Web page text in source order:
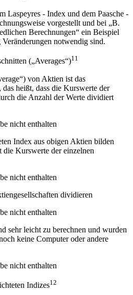
Laspeyres - Index und dem Paasche -
vorgestellt und bei „B.
Berechnungen“ ein Beispiel
notwendig sind.
(„Averages“)11
von Aktien ist das
heißt, dass die Kurswerte der
die Anzahl der Werte dividiert
nicht enthalten
Index aus obigen Aktien bilden
die Kurswerte der einzelnen
nicht enthalten
dividieren
nicht enthalten
sehr leicht zu berechnen und wurden
keine Computer oder andere
nicht enthalten
Indizes12